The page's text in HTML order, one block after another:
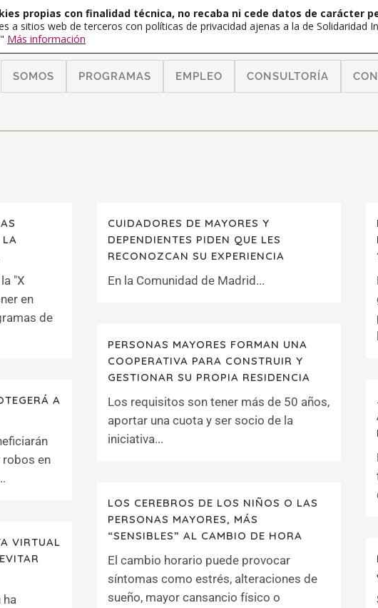
SOMOS PROGRAMAS EMPLEO CONSULTORÍA
LA
"X
en
de
CUIDADORES DE MAYORES Y
DEPENDIENTES PIDEN QUE LES
RECONOZCAN SU EXPERIENCIA
En la Comunidad de Madrid...
PERSONAS MAYORES FORMAN UNA
COOPERATIVA PARA CONSTRUIR Y
GESTIONAR SU PROPIA RESIDENCIA
Los requisitos son tener más de 50 años,
aportar una cuota y ser socio de la
iniciativa...
A
en
LOS CEREBROS DE LOS NIÑOS O LAS
PERSONAS MAYORES, MÁS
“SENSIBLES” AL CAMBIO DE HORA
El cambio horario puede provocar
síntomas como estrés, alteraciones de
sueño, mayor cansancio físico o
VIRTUAL
ha
propias con finalidad técnica, no recaba ni cede datos de carácter
a sitios web de terceros con políticas de privacidad ajenas a la de Solidaridad
Más información